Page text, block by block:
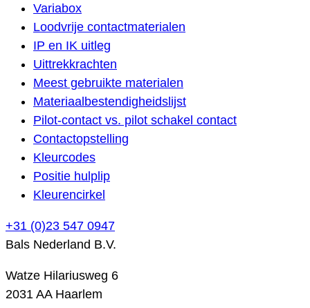
Variabox
Loodvrije contactmaterialen
IP en IK uitleg
Uittrekkrachten
Meest gebruikte materialen
Materiaalbestendigheidslijst
Pilot-contact vs. pilot schakel contact
Contactopstelling
Kleurcodes
Positie hulplip
Kleurencirkel
+31 (0)23 547 0947
Bals Nederland B.V.
Watze Hilariusweg 6
2031 AA Haarlem